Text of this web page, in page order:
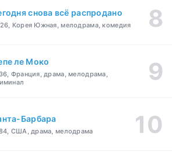
снова всё распродано
Корея Южная, мелодрама, комедия
ле Моко
Франция, драма, мелодрама,
Барбара
США, драма, мелодрама